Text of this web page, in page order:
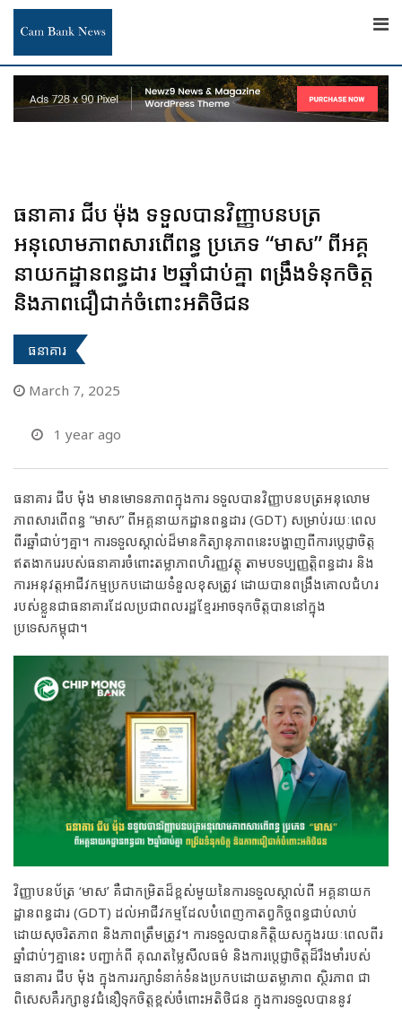
Skip
content
ធនាគារ ជីប ម៉ុង ទទួលបានវិញ្ញាបនបត្រ
អនុលោមភាពសារពើពន្ធ ប្រភេទ “មាស” ពីអគ្គ
នាយកដ្ឋានពន្ធដារ ២ឆ្នាំជាប់គ្នា ពង្រឹងទំនុកចិត្ត
និងភាពជឿជាក់ចំពោះអតិថិជន
ធនាគារ
March 7, 2025
1 year ago
ធនាគារ ជីប ម៉ុង មានមោទនភាពក្នុងការ ទទួលបានវិញ្ញាបនបត្រអនុលោម
ភាពសារពើពន្ធ “មាស” ពីអគ្គនាយកដ្ឋានពន្ធដារ (GDT) សម្រាប់រយៈពេល
ពីរឆ្នាំជាប់ៗគ្នា។ ការទទួលស្គាល់ដ៏មានកិត្យានុភាពនេះបង្ហាញពីការប្តេជ្ញាចិត្ត
ឥតងាករេរបស់ធនាគារចំពោះតម្លាភាពហិរញ្ញវត្ថុ តាមបទប្បញ្ញត្តិពន្ធដារ និង
ការអនុវត្តអាជីវកម្មប្រកបដោយទំនួលខុសត្រូវ ដោយបានពង្រឹងគោលជំហរ
របស់ខ្លួនជាធនាគារដែលប្រជាពលរដ្ឋខ្មែរអាចទុកចិត្តបាននៅក្នុង
ប្រទេសកម្ពុជា។
វិញ្ញាបនប័ត្រ ‘មាស’ គឺជាកម្រិតដ៏ខ្ពស់មួយនៃការទទួលស្គាល់ពី អគ្គនាយក
ដ្ឋានពន្ធដារ (GDT) ដល់អាជីវកម្មដែលបំពេញកាតព្វកិច្ចពន្ធជាប់លាប់
ដោយសុចរិតភាព និងភាពត្រឹមត្រូវ។ ការទទួលបានកិត្តិយសក្នុងរយៈពេលពីរ
ឆ្នាំជាប់ៗគ្នានេះ បញ្ជាក់ពី គុណតម្លៃសីលធម៌ និងការប្តេជ្ញាចិត្តដ៏រឹងមាំរបស់
ធនាគារ ជីប ម៉ុង ក្នុងការរក្សាទំនាក់ទំនងប្រកបដោយតម្លាភាព ស្ថិរភាព ជា
ពិសេសគឺរក្សានូវជំនឿទុកចិត្តខ្ពស់ចំពោះអតិថិជន ក្នុងការទទួលបាននូវ